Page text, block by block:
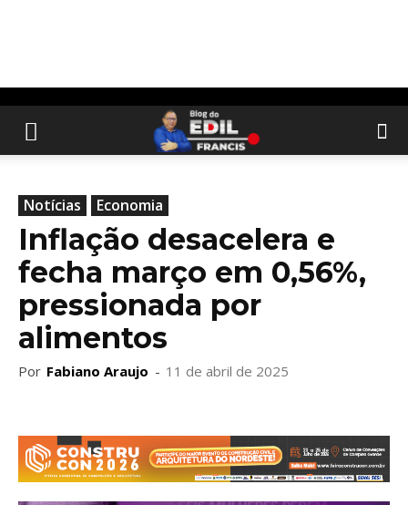
Notícias Economia
Inflação desacelera e
fecha março em 0,56%,
pressionada por
alimentos
Por Fabiano Araujo - 11 de abril de 2025